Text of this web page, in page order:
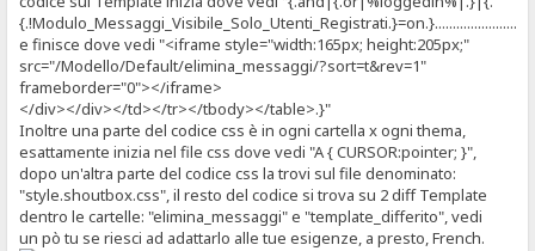
e finisce dove vedi "<iframe style="width:165px; height:205px;"
src="/Modello/Default/elimina_messaggi/?sort=t&rev=1"
frameborder="0"></iframe>
</div></div></td></tr></tbody></table>.}"
Inoltre una parte del codice css è in ogni cartella x ogni thema,
esattamente inizia nel file css dove vedi "A { CURSOR:pointer; }",
dopo un'altra parte del codice css la trovi sul file denominato:
"style.shoutbox.css", il resto del codice si trova su 2 diff Template
dentro le cartelle: "elimina_messaggi" e "template_differito", vedi
un pò tu se riesci ad adattarlo alle tue esigenze, a presto, French.